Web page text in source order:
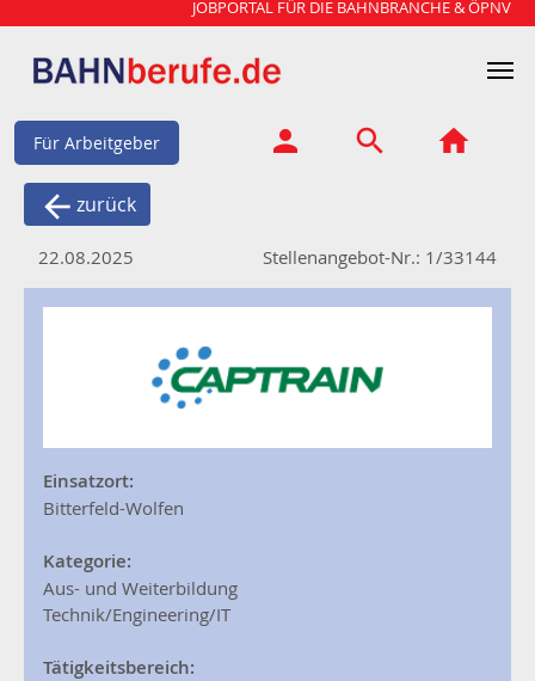
JOBPORTAL FÜR DIE BAHNBRANCHE & ÖPNV
Für Arbeitgeber
zurück
22.08.2025 Stellenangebot-Nr.: 1/33144
Einsatzort:
Bitterfeld-Wolfen
Kategorie:
Aus- und Weiterbildung
Technik/Engineering/IT
Tätigkeitsbereich: